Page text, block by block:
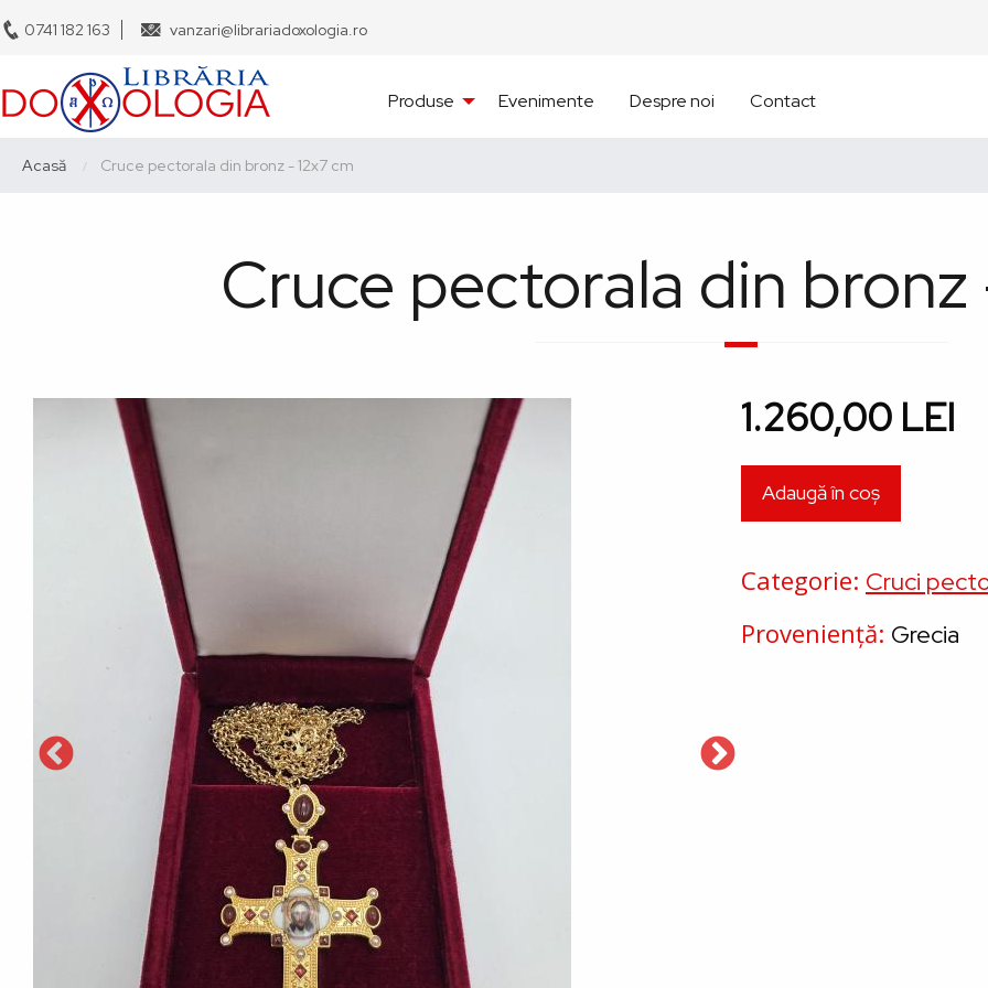
Sari
la
conținutul
principal
0741 182 163 vanzari@librariadoxologia.ro
Navigare
principală
Produse Evenimente Despre noi Contact
Breadcrumb
Acasă Current:
Cruce pectorala din bronz - 12x7 cm
Cruce pectorala din bronz
1.260,00 LEI
Categorie Cruci
Proveniență Grecia